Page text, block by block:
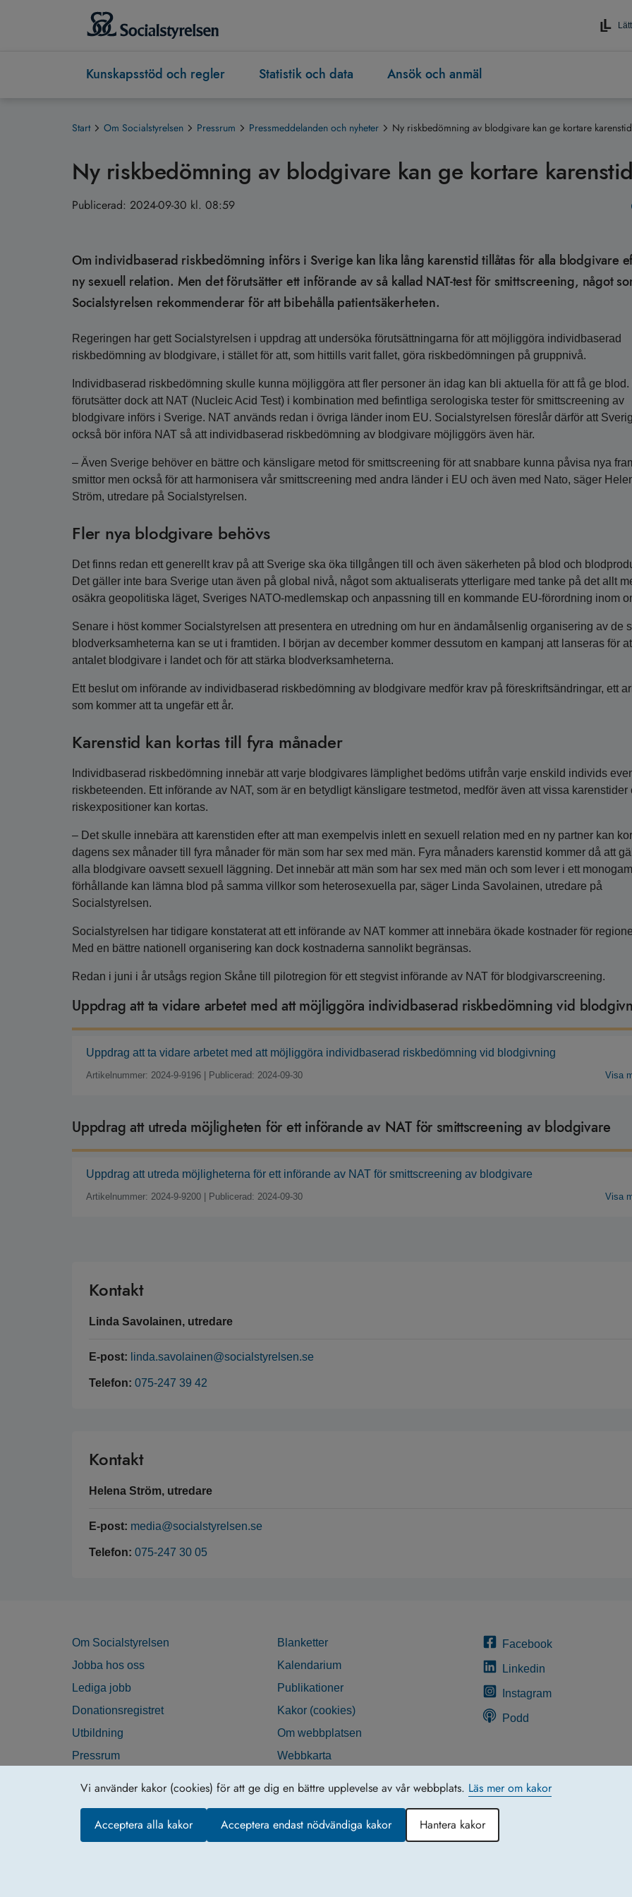
Vi använder kakor (cookies) för att ge dig en bättre upplevelse av vår webbplats. Läs mer om kakor
Acceptera alla kakor Acceptera endast nödvändiga kakor Hantera kakor
Kunskapsstöd och regler Statistik och data Ansök och anmäl
Start Om Socialstyrelsen Pressrum Pressmeddelanden och nyheter Ny riskbedömning av blodgivare kan ge kortare karenstid
Ny riskbedömning av blodgivare kan ge kortare karenstid
Publicerad: 2024-09-30 kl. 08:59
Om individbaserad riskbedömning införs i Sverige kan lika lång karenstid tillåtas för alla blodgivare
ny sexuell relation. Men det förutsätter ett införande av så kallad NAT-test för smittscreening, något
Socialstyrelsen rekommenderar för att bibehålla patientsäkerheten.
Regeringen har gett Socialstyrelsen i uppdrag att undersöka förutsättningarna för att möjliggöra individbaserad
riskbedömning av blodgivare, i stället för att, som hittills varit fallet, göra riskbedömningen på gruppnivå.
Individbaserad riskbedömning skulle kunna möjliggöra att fler personer än idag kan bli aktuella för att få ge blod.
förutsätter dock att NAT (Nucleic Acid Test) i kombination med befintliga serologiska tester för smittscreening av
blodgivare införs i Sverige. NAT används redan i övriga länder inom EU. Socialstyrelsen föreslår därför att
också bör införa NAT så att individbaserad riskbedömning av blodgivare möjliggörs även här.
– Även Sverige behöver en bättre och känsligare metod för smittscreening för att snabbare kunna påvisa nya
smittor men också för att harmonisera vår smittscreening med andra länder i EU och även med Nato, säger
Ström, utredare på Socialstyrelsen.
Fler nya blodgivare behövs
Det finns redan ett generellt krav på att Sverige ska öka tillgången till och även säkerheten på blod och
Det gäller inte bara Sverige utan även på global nivå, något som aktualiserats ytterligare med tanke på det allt
osäkra geopolitiska läget, Sveriges NATO-medlemskap och anpassning till en kommande EU-förordning inom
Senare i höst kommer Socialstyrelsen att presentera en utredning om hur en ändamålsenlig organisering av de
blodverksamheterna kan se ut i framtiden. I början av december kommer dessutom en kampanj att lanseras för
antalet blodgivare i landet och för att stärka blodverksamheterna.
Ett beslut om införande av individbaserad riskbedömning av blodgivare medför krav på föreskriftsändringar, ett
som kommer att ta ungefär ett år.
Karenstid kan kortas till fyra månader
Individbaserad riskbedömning innebär att varje blodgivares lämplighet bedöms utifrån varje enskild individs
riskbeteenden. Ett införande av NAT, som är en betydligt känsligare testmetod, medför även att vissa karenstider
riskexpositioner kan kortas.
– Det skulle innebära att karenstiden efter att man exempelvis inlett en sexuell relation med en ny partner kan
dagens sex månader till fyra månader för män som har sex med män. Fyra månaders karenstid kommer då att
alla blodgivare oavsett sexuell läggning. Det innebär att män som har sex med män och som lever i ett
förhållande kan lämna blod på samma villkor som heterosexuella par, säger Linda Savolainen, utredare på
Socialstyrelsen.
Socialstyrelsen har tidigare konstaterat att ett införande av NAT kommer att innebära ökade kostnader för
Med en bättre nationell organisering kan dock kostnaderna sannolikt begränsas.
Redan i juni i år utsågs region Skåne till pilotregion för ett stegvist införande av NAT för blodgivarscreening.
Uppdrag att ta vidare arbetet med att möjliggöra individbaserad riskbedömning vid
Uppdrag att ta vidare arbetet med att möjliggöra individbaserad riskbedömning vid blodgivning
Artikelnummer: 2024-9-9196 Publicerad: 2024-09-30 Visa
Uppdrag att utreda möjligheten för ett införande av NAT för smittscreening av blodgivare
Uppdrag att utreda möjligheterna för ett införande av NAT för smittscreening av blodgivare
Artikelnummer: 2024-9-9200 Publicerad: 2024-09-30 Visa
Kontakt
Linda Savolainen, utredare
E-post: linda.savolainen@socialstyrelsen.se
Telefon: 075-247 39 42
Kontakt
Helena Ström, utredare
E-post: media@socialstyrelsen.se
Telefon: 075-247 30 05
Om Socialstyrelsen
Jobba hos oss
Lediga jobb
Donationsregistret
Utbildning
Pressrum
Blanketter
Kalendarium
Publikationer
Kakor (cookies)
Om webbplatsen
Webbkarta
Facebook
Linkedin
Instagram
Podd